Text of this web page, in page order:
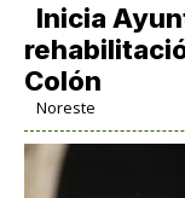
Inicia
Colón
Noreste